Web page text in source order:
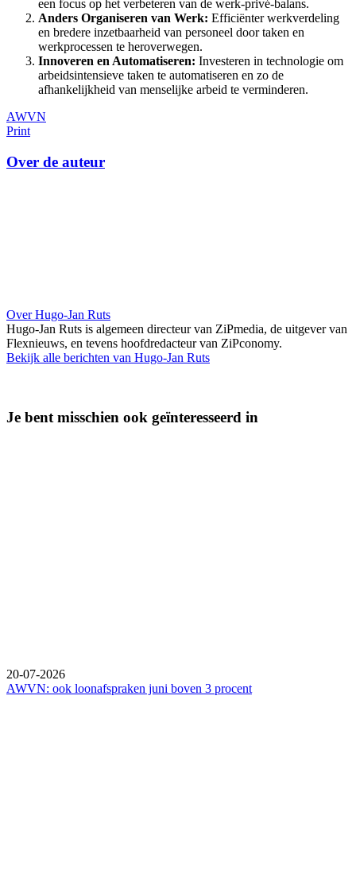
een focus op het verbeteren van de werk-privé-balans.
Anders Organiseren van Werk: Efficiënter werkverdeling
en bredere inzetbaarheid van personeel door taken en
werkprocessen te heroverwegen.
Innoveren en Automatiseren: Investeren in technologie om
arbeidsintensieve taken te automatiseren en zo de
afhankelijkheid van menselijke arbeid te verminderen.
AWVN
Print
Over de auteur
Over Hugo-Jan Ruts
Hugo-Jan Ruts is algemeen directeur van ZiPmedia, de uitgever van
Flexnieuws, en tevens hoofdredacteur van ZiPconomy.
Bekijk alle berichten van Hugo-Jan Ruts
Je bent misschien ook geïnteresseerd in
20-07-2026
AWVN: ook loonafspraken juni boven 3 procent